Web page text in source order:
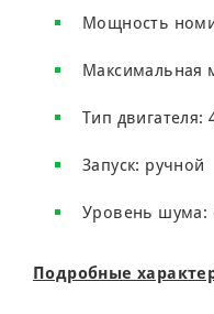
Мощность
Максимальная
Тип двигателя:
Запуск: ручной
Уровень шума:
Подробные